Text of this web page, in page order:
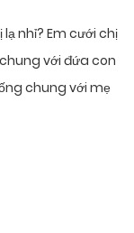
nhỉ? Em cưới chị
với đứa con
chung với mẹ